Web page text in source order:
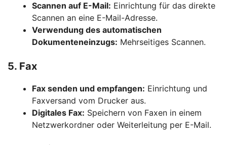
Scannen auf E-Mail: Einrichtung für das direkte
Scannen an eine E-Mail-Adresse.
Verwendung des automatischen
Dokumenteneinzugs: Mehrseitiges Scannen.
5. Fax
Fax senden und empfangen: Einrichtung und
Faxversand vom Drucker aus.
Digitales Fax: Speichern von Faxen in einem
Netzwerkordner oder Weiterleitung per E-Mail.